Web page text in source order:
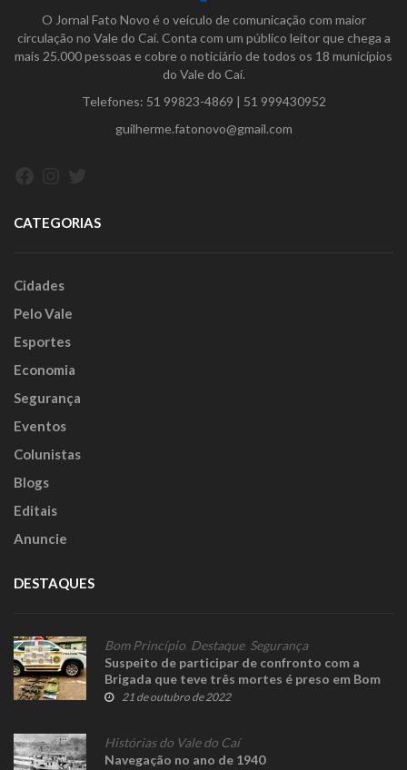
O Jornal Fato Novo é o veículo de comunicação com maior
circulação no Vale do Caí. Conta com um público leitor que chega a
mais 25.000 pessoas e cobre o noticiário de todos os 18 municípios
do Vale do Caí.
Telefones: 51 99823-4869 | 51 999430952
guilherme.fatonovo@gmail.com
CATEGORIAS
Cidades
Pelo Vale
Esportes
Economia
Segurança
Eventos
Colunistas
Blogs
Editais
Anuncie
DESTAQUES
Bom Princípio Destaque, Segurança
Suspeito de participar de confronto com a
Brigada que teve três mortes é preso em Bom
Princípio
21 de outubro de 2022
Histórias do Vale do Caí
Navegação no ano de 1940